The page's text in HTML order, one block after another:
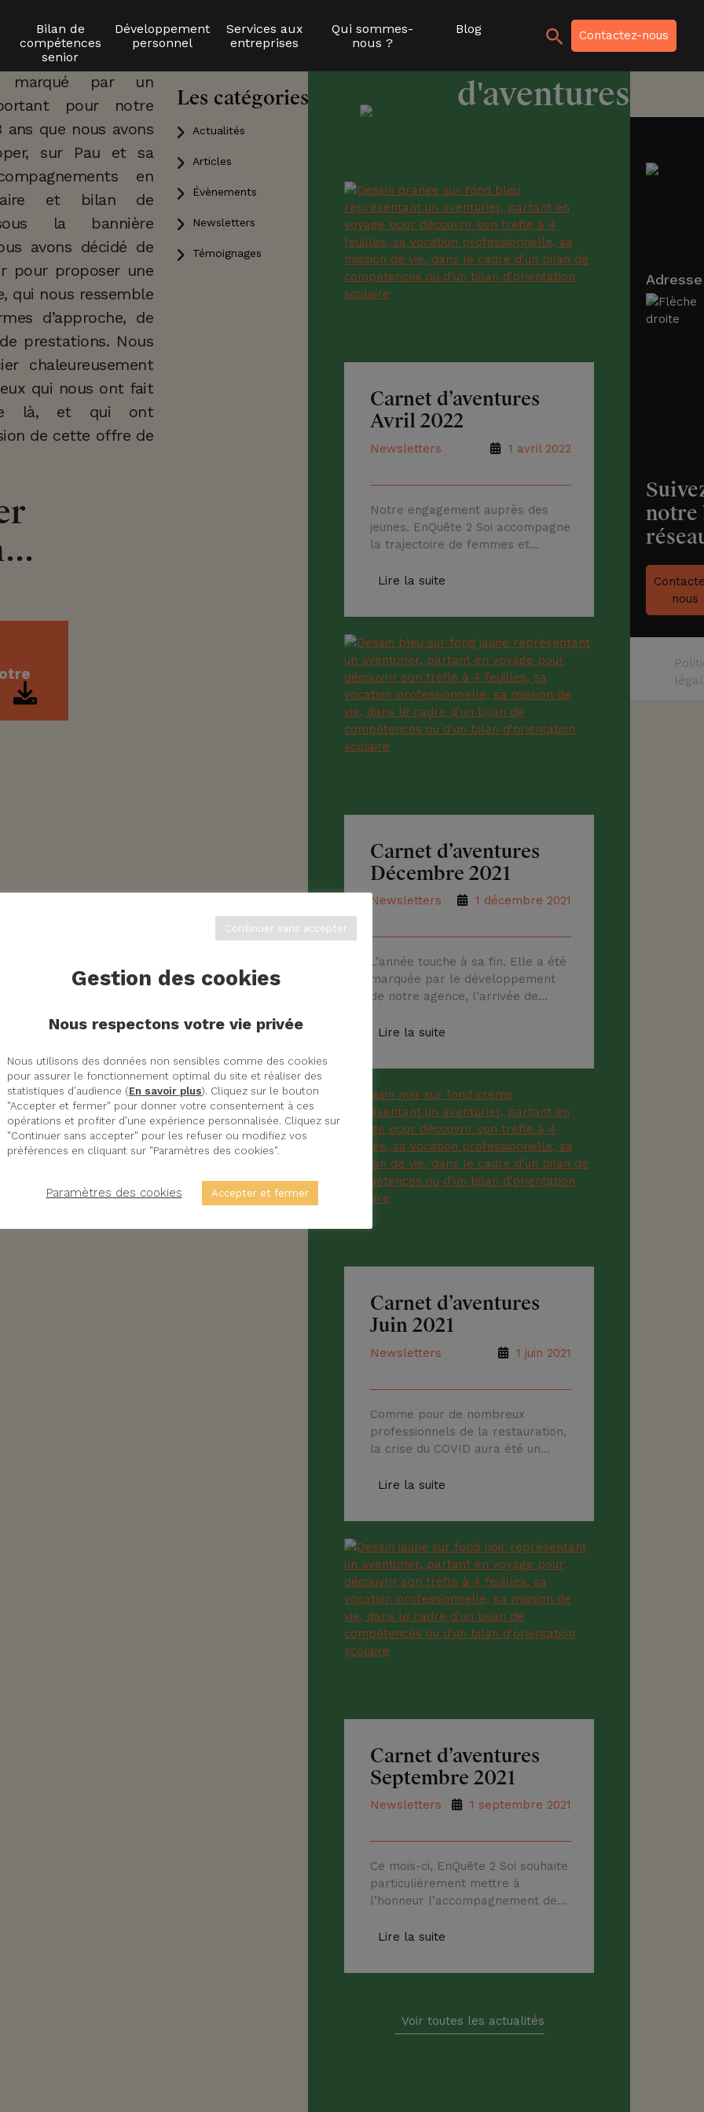
Bilan de
compétences
senior
Développement
personnel
Services aux
entreprises
Qui sommes-
nous ?
Blog Contactez-nous
Ce mois de
par un
pour notre
ans que nous avons
sur Pau et sa
en
et bilan de
la bannière
avons décidé de
pour proposer une
qui nous ressemble
d’approche, de
prestations. Nous
chaleureusement
qui nous ont fait
là, et qui ont
de cette offre de
Les catégories
Actualités
Articles
Évènements
Newsletters
Témoignages
Autres
carnets
d'aventures
Carnet d’aventures
Avril 2022
Newsletters 1 avril 2022
Notre engagement auprès des
jeunes. EnQuête 2 Soi accompagne
la trajectoire de femmes et
en quête d’un bon départ dans la
son lancement, et dans ces temps
troublés, nous avons souhaité
consacrer […]
Lire la suite
Carnet d’aventures
Décembre 2021
Newsletters 1 décembre 2021
L’année touche à sa fin. Elle a été
marquée par le développement
de notre agence, l’arrivée de
couronnée d’un beau résultat,
valide les efforts quotidiens pour
nous encourage dans
l’amélioration continue de nos
pratiques.
Lire la suite
Carnet d’aventures
Juin 2021
Newsletters 1 juin 2021
Comme pour de nombreux
professionnels de la restauration,
la crise du COVID aura été un
offrant des opportunités, elle a
définir un nouveau projet, plus en
accord avec ses valeurs. Nous
sommes […]
Lire la suite
Carnet d’aventures
Septembre 2021
Newsletters 1 septembre 2021
Ce mois-ci, EnQuête 2 Soi souhaite
particulièrement mettre à
l’honneur l’accompagnement des
handicap. Au cœur de nos valeurs,
toute personne pour les mener
Lire la suite
Voir toutes les actualités
Adresse
notre
nous
Continuer sans accepter
Gestion des cookies
Nous respectons votre vie privée
Nous utilisons des données non sensibles comme des cookies
pour assurer le fonctionnement optimal du site et réaliser des
statistiques d’audience (En savoir plus). Cliquez sur le bouton
"Accepter et fermer" pour donner votre consentement à ces
opérations et profiter d’une expérience personnalisée. Cliquez sur
"Continuer sans accepter" pour les refuser ou modifiez vos
préférences en cliquant sur "Paramètres des cookies".
Paramètres des cookies Accepter et fermer